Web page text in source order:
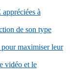
à
de son type
maximiser leur
vidéo et le